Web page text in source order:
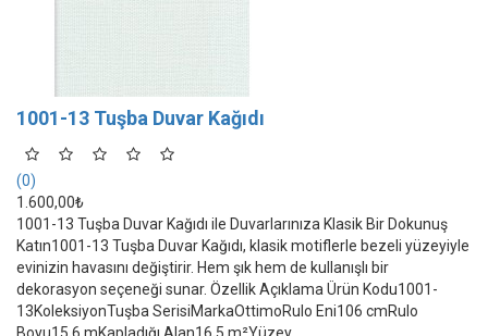
1001-13 Tuşba Duvar Kağıdı
(0)
1.600,00₺
1001-13 Tuşba Duvar Kağıdı ile Duvarlarınıza Klasik Bir Dokunuş
Katın1001-13 Tuşba Duvar Kağıdı, klasik motiflerle bezeli yüzeyiyle
evinizin havasını değiştirir. Hem şık hem de kullanışlı bir
dekorasyon seçeneği sunar. Özellik Açıklama Ürün Kodu1001-
13KoleksiyonTuşba SerisiMarkaOttimoRulo Eni106 cmRulo